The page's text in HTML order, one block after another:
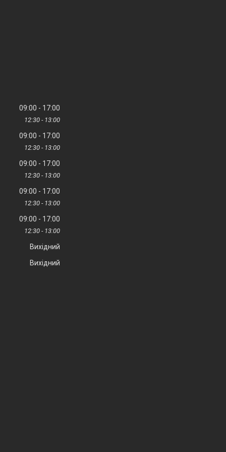
09:00 17:00
12:30 13:00
09:00 17:00
12:30 13:00
09:00 17:00
12:30 13:00
09:00 17:00
12:30 13:00
09:00 17:00
12:30 13:00
Вихідний
Вихідний